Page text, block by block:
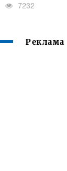
7232
Реклама